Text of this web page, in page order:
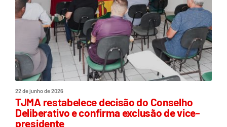
22 de junho de 2026
TJMA restabelece decisão do Conselho
Deliberativo e confirma exclusão de vice-
presidente